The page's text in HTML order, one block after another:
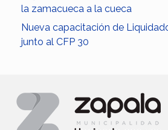
la zamacueca a la cueca
Nueva capacitación de
junto al CFP 30